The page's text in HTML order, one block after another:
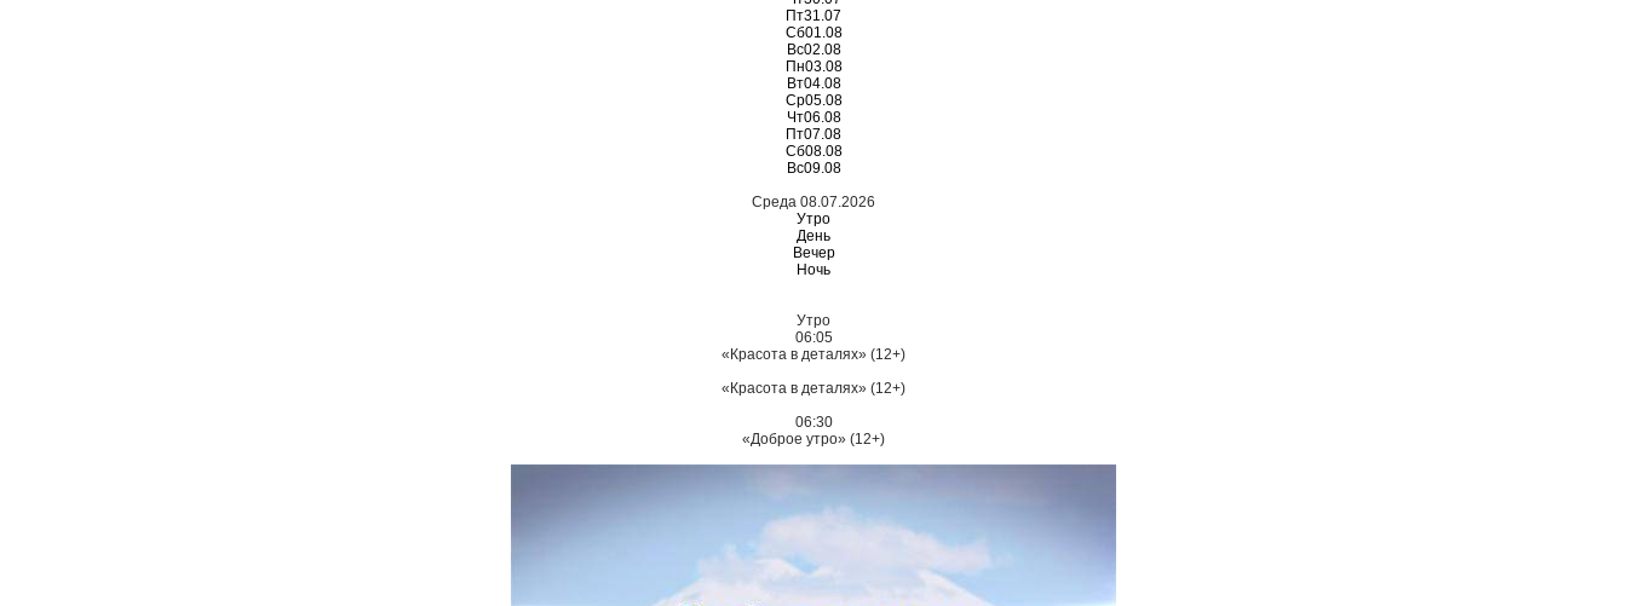
Пт31.07
Сб01.08
Вс02.08
Пн03.08
Вт04.08
Ср05.08
Чт06.08
Пт07.08
Сб08.08
Вс09.08
Среда 08.07.2026
Утро
День
Вечер
Ночь
Утро
06:05
«Красота в деталях» (12+)
«Красота в деталях» (12+)
06:30
«Доброе утро» (12+)